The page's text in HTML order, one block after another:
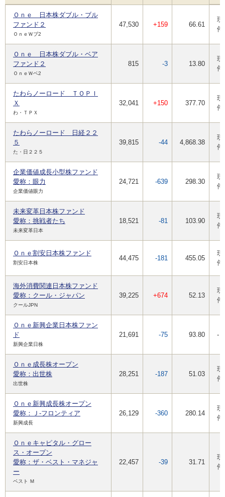
Ｏｎｅ 日本株ダブル・ブル
ファンド２
ＯｎｅＷブ2
47,530 +159 66.61
現
停
Ｏｎｅ 日本株ダブル・ベア
ファンド２
ＯｎｅＷベ2
815 -3 13.80
現
停
たわらノーロード ＴＯＰＩ
Ｘ
わ・ＴＰＸ
32,041 +150 377.70
現
停
たわらノーロード 日経２２
５
た・日２２５
39,815 -44 4,868.38
現
停
企業価値成長小型株ファンド
愛称：眼力
企業価値眼力
24,721 -639 298.30
現
停
未来変革日本株ファンド
愛称：挑戦者たち
未来変革日本
18,521 -81 103.90
現
停
Ｏｎｅ割安日本株ファンド
割安日本株
44,475 -181 455.05
現
停
海外消費関連日本株ファンド
愛称：クール・ジャパン
クールJPN
39,225 +674 52.13
現
停
Ｏｎｅ新興企業日本株ファン
ド
新興企業日株
21,691 -75 93.80 -
Ｏｎｅ成長株オープン
愛称：出世株
出世株
28,251 -187 51.03
現
停
Ｏｎｅ新興成長株オープン
愛称：Ｊ-フロンティア
新興成長
26,129 -360 280.14
現
停
Ｏｎｅキャピタル・グロー
ス・オープン
愛称：ザ・ベスト・マネジャ
ー
ベスト Ｍ
22,457 -39 31.71
現
停